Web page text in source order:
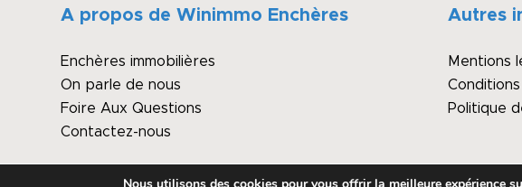
A propos de Winimmo Enchères
Enchères immobilières
On parle de nous
Foire Aux Questions
Contactez-nous
Autres
Mentions
Politique